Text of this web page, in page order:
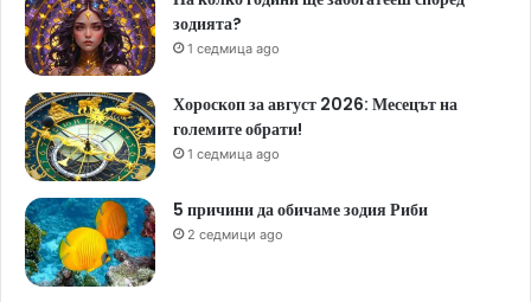
зодията?
1 седмица ago
Хороскоп за август 2026: Месецът на
големите обрати!
1 седмица ago
5 причини да обичаме зодия Риби
2 седмици ago